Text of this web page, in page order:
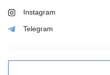
Instagram
Telegram